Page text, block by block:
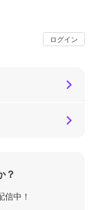
ログイン
？
中！